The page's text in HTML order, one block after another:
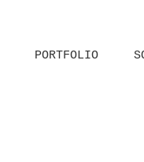
PORTFOLIO